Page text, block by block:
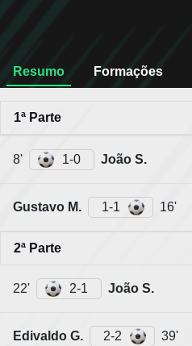
Resumo Formações
1ª Parte
8' 1-0 João S.
Gustavo M. 1-1 16'
2ª Parte
22' 2-1 João S.
Edivaldo G. 2-2 39'